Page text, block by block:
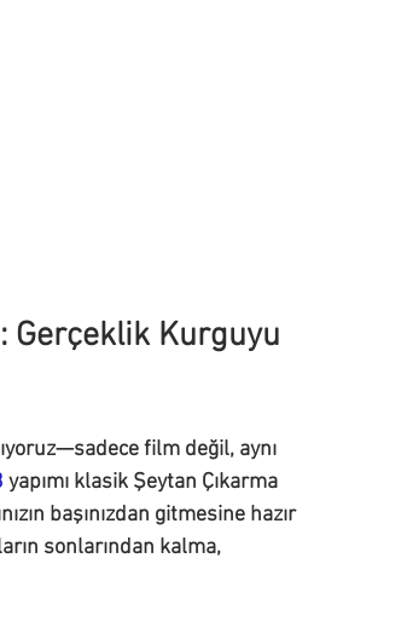
Gerçeklik Kurguyu
film değil, aynı
yapımı klasik Şeytan Çıkarma
başınızdan gitmesine hazır
sonlarından kalma,